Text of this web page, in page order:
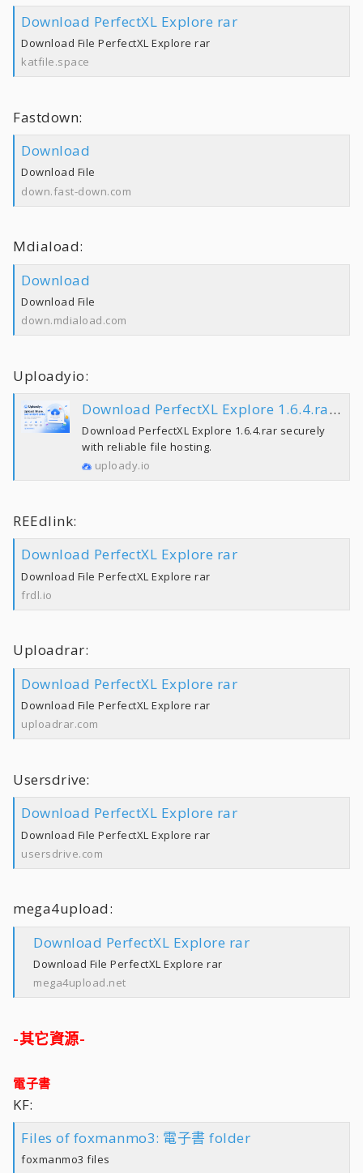
Download PerfectXL Explore rar
Download File PerfectXL Explore rar
katfile.space
Fastdown:
Download
Download File
down.fast-down.com
Mdiaload:
Download
Download File
down.mdiaload.com
Uploadyio:
Download PerfectXL Explore 1.6.4.rar | Uploady.io
Download PerfectXL Explore 1.6.4.rar securely
with reliable file hosting.
uploady.io
REEdlink:
Download PerfectXL Explore rar
Download File PerfectXL Explore rar
frdl.io
Uploadrar:
Download PerfectXL Explore rar
Download File PerfectXL Explore rar
uploadrar.com
Usersdrive:
Download PerfectXL Explore rar
Download File PerfectXL Explore rar
usersdrive.com
mega4upload:
Download PerfectXL Explore rar
Download File PerfectXL Explore rar
mega4upload.net
-其它資源-
電子書
KF:
Files of foxmanmo3: 電子書 folder
foxmanmo3 files